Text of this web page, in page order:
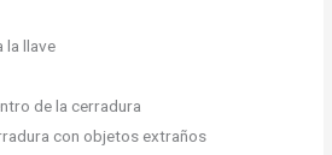
la llave
de la cerradura
con objetos extraños